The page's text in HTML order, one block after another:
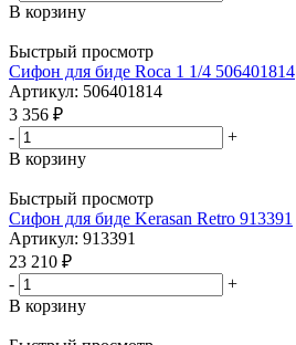
В корзину
Быстрый просмотр
Сифон для биде Roca 1 1/4 506401814
Артикул: 506401814
3 356 ₽
-
+
В корзину
Быстрый просмотр
Сифон для биде Kerasan Retro 913391
Артикул: 913391
23 210 ₽
-
+
В корзину